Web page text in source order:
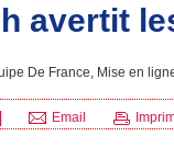
avertit
De France, Mise en
Email